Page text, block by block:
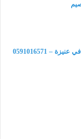
شركة مكافحة حشرات في عنيزة – 0591016571